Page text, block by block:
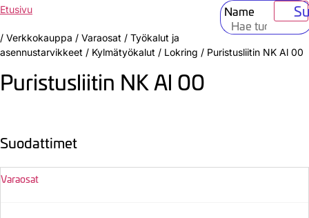
Name
Etusivu
/ Verkkokauppa / Varaosat / Työkalut ja
asennustarvikkeet / Kylmätyökalut / Lokring / Puristusliitin NK Al 00
Puristusliitin NK Al 00
Suodattimet
Varaosat